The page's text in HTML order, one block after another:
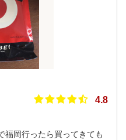
4.8
福岡行ったら買ってきても